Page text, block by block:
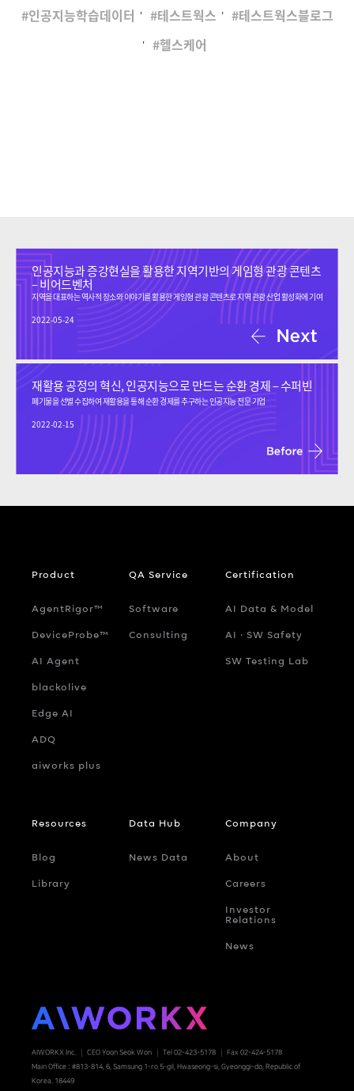
인공지능학습데이터 , 테스트웍스 , 테스트웍스블로그
, 헬스케어
인공지능과 증강현실을 활용한 지역기반의 게임형 관광 콘텐츠
– 비어드벤처
지역을 대표하는 역사적 장소와 이야기를 활용한 게임형 관광 콘텐츠로 지역 관광 산업 활성화에 기여
2022-05-24
재활용 공정의 혁신, 인공지능으로 만드는 순환 경제 – 수퍼빈
폐기물을 선별 수집하여 재활용을 통해 순환 경제를 추구하는 인공지능 전문 기업
2022-02-15
AIWORKX Inc. CEO Yoon Seok Won Tel 02-423-5178
Fax 02-424-5178
Main Office : #813-814, 6, Samsung 1-ro 5-gil, Hwaseong-si, Gyeonggi-do, Republic of
Korea. 18449
Product
AgentRigor™
DeviceProbe™
AI Agent
blackolive
Edge AI
ADQ
aiworks plus
QA Service
Software
Consulting
Certification
AI Data & Model
AI ‧ SW Safety
SW Testing Lab
Resources
Blog
Library
Data Hub
News Data
Company
About
Careers
Investor
Relations
News